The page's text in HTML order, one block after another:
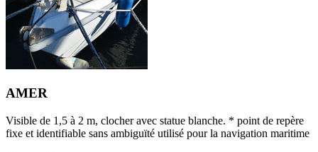
AMER
Visible de 1,5 à 2 m, clocher avec statue blanche. * point de repère
fixe et identifiable sans ambiguïté utilisé pour la navigation maritime